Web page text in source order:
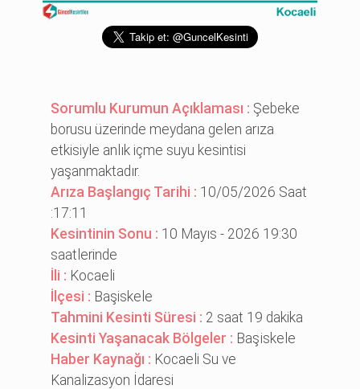
Sorumlu Kurumun Açıklaması : Şebeke
borusu üzerinde meydana gelen arıza
etkisiyle anlık içme suyu kesintisi
yaşanmaktadır.
Arıza Başlangıç Tarihi : 10/05/2026 Saat
:17:11
Kesintinin Sonu : 10 Mayıs - 2026 19:30
saatlerinde
İli : Kocaeli
İlçesi : Başiskele
Tahmini Kesinti Süresi : 2 saat 19 dakika
Kesinti Yaşanacak Bölgeler : Başi̇skele
Haber Kaynağı : Kocaeli Su ve
Kanalizasyon İdaresi